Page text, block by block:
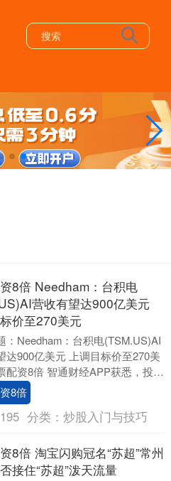
8倍 Needham：台积电
营收有望达900亿美元
价至270美元
：Needham：台积电(TSM.US)AI
达900亿美元 上调目标价至270美
配资8倍 智通财经APP获悉，投行
发布研报....
8倍
195 分类： 炒股入门与技巧
8倍 淘宝闪购冠名“苏超”常州
接住“苏超”泼天流量